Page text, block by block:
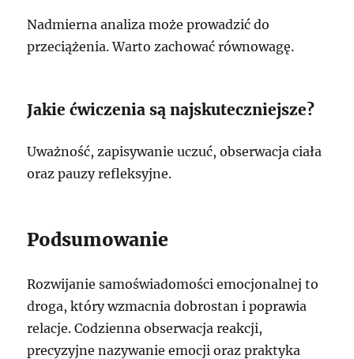
Nadmierna analiza może prowadzić do
przeciążenia. Warto zachować równowagę.
Jakie ćwiczenia są najskuteczniejsze?
Uważność, zapisywanie uczuć, obserwacja ciała
oraz pauzy refleksyjne.
Podsumowanie
Rozwijanie samoświadomości emocjonalnej to
droga, który wzmacnia dobrostan i poprawia
relacje. Codzienna obserwacja reakcji,
precyzyjne nazywanie emocji oraz praktyka